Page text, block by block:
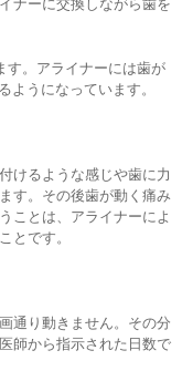
ナーに交換しながら歯を
す。アライナーには歯が
ようになっています。
けるような感じや歯に力
す。その後歯が動く痛み
ことは、アライナーによ
とです。
通り動きません。その分
師から指示された日数で